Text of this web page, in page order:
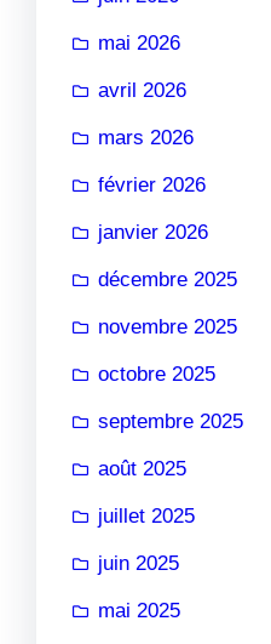
mai 2026
avril 2026
mars 2026
février 2026
janvier 2026
décembre 2025
novembre 2025
octobre 2025
septembre 2025
août 2025
juillet 2025
juin 2025
mai 2025